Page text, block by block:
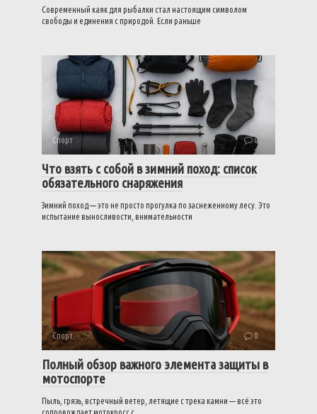
Современный каяк для рыбалки стал настоящим символом
свободы и единения с природой. Если раньше
Спорт 0
Что взять с собой в зимний поход: список
обязательного снаряжения
Зимний поход — это не просто прогулка по заснеженному лесу. Это
испытание выносливости, внимательности
Спорт 0
Полный обзор важного элемента защиты в
мотоспорте
Пыль, грязь, встречный ветер, летящие с трека камни — всё это
сопровождает мотокросс с